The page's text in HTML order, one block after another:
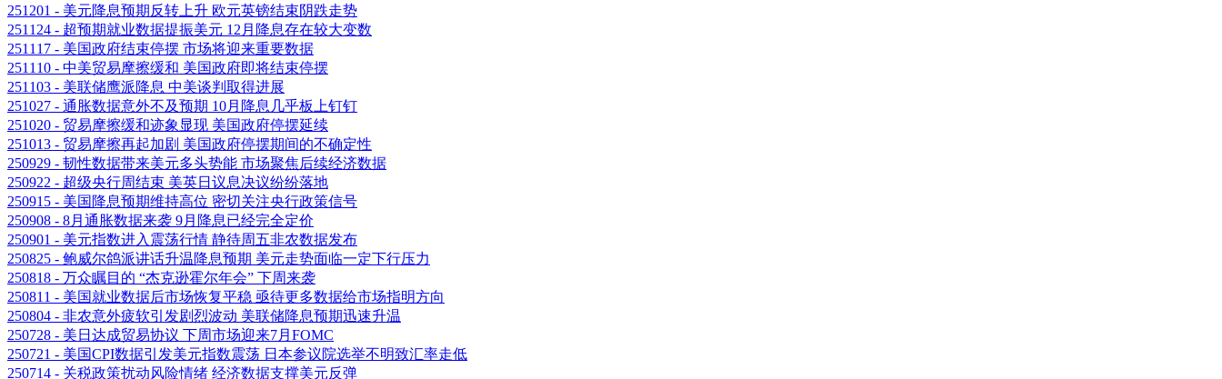
251201 - 美元降息预期反转上升 欧元英镑结束阴跌走势
251124 - 超预期就业数据提振美元 12月降息存在较大变数
251117 - 美国政府结束停摆 市场将迎来重要数据
251110 - 中美贸易摩擦缓和 美国政府即将结束停摆
251103 - 美联储鹰派降息 中美谈判取得进展
251027 - 通胀数据意外不及预期 10月降息几乎板上钉钉
251020 - 贸易摩擦缓和迹象显现 美国政府停摆延续
251013 - 贸易摩擦再起加剧 美国政府停摆期间的不确定性
250929 - 韧性数据带来美元多头势能 市场聚焦后续经济数据
250922 - 超级央行周结束 美英日议息决议纷纷落地
250915 - 美国降息预期维持高位 密切关注央行政策信号
250908 - 8月通胀数据来袭 9月降息已经完全定价
250901 - 美元指数进入震荡行情 静待周五非农数据发布
250825 - 鲍威尔鸽派讲话升温降息预期 美元走势面临一定下行压力
250818 - 万众瞩目的 “杰克逊霍尔年会” 下周来袭
250811 - 美国就业数据后市场恢复平稳 亟待更多数据给市场指明方向
250804 - 非农意外疲软引发剧烈波动 美联储降息预期迅速升温
250728 - 美日达成贸易协议 下周市场迎来7月FOMC
250721 - 美国CPI数据引发美元指数震荡 日本参议院选举不明致汇率走低
250714 - 关税政策扰动风险情绪 经济数据支撑美元反弹